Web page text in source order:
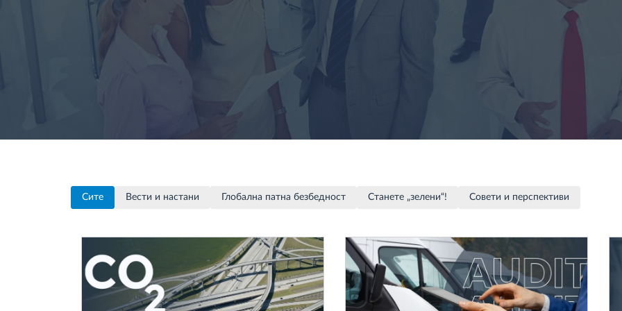
Контрола на пристап
Управување со горивото
Планирање и следење на рутите
Откријте ги сите можности
Сите Вести и настани Глобална патна безбедност Станете „зелени“! Совети и перспективи